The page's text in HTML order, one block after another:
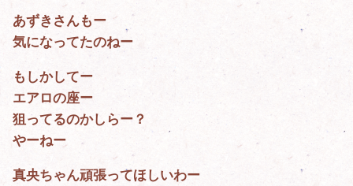
あずきさんもー
気になってたのねー
もしかしてー
エアロの座ー
狙ってるのかしらー？
やーねー
真央ちゃん頑張ってほしいわー